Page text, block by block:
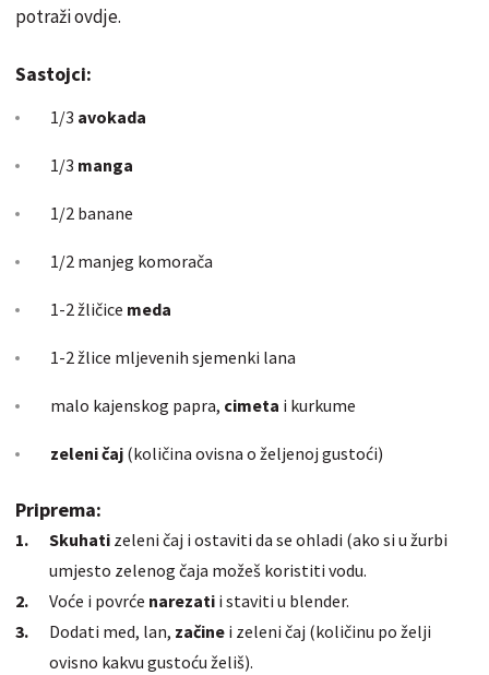
potraži ovdje.
Sastojci:
1/3 avokada
1/3 manga
1/2 banane
1/2 manjeg komorača
1-2 žličice meda
1-2 žlice mljevenih sjemenki lana
malo kajenskog papra, cimeta i kurkume
zeleni čaj (količina ovisna o željenoj gustoći)
Priprema:
Skuhati zeleni čaj i ostaviti da se ohladi (ako si u žurbi
umjesto zelenog čaja možeš koristiti vodu.
Voće i povrće narezati i staviti u blender.
Dodati med, lan, začine i zeleni čaj (količinu po želji
ovisno kakvu gustoću želiš).